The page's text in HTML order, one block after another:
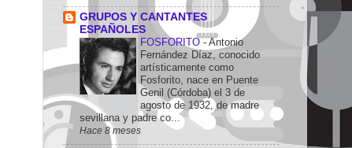
GRUPOS Y CANTANTES
ESPAÑOLES
FOSFORITO-Antonio
Fernández Díaz, conocido
artísticamente como
Fosforito, nace en Puente
Genil (Córdoba) el 3 de
agosto de 1932, de madre
sevillana y padre co...
Hace 8 meses